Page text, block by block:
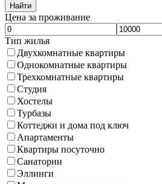
Найти
Цена за проживание
Тип жилья
Двухкомнатные квартиры
Однокомнатные квартиры
Трехкомнатные квартиры
Студия
Хостелы
Турбазы
Коттеджи и дома под ключ
Апартаменты
Квартиры посуточно
Санатории
Эллинги